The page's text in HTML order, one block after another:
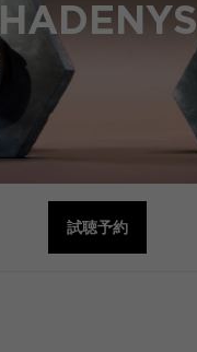
HADENYS
試聴予約